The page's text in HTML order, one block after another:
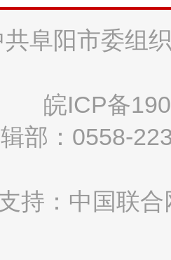
阜阳市委组
皖ICP备
部：0558-
持：中国联